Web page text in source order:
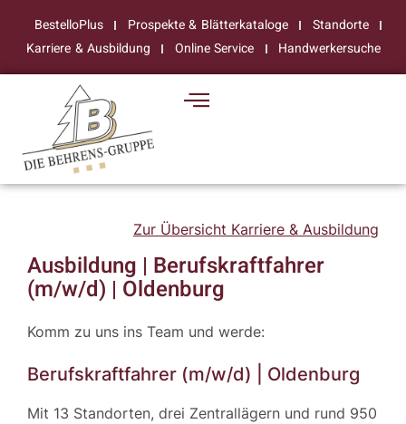
BestelloPlus Prospekte & Blätterkataloge
Standorte
Karriere & Ausbildung
Online Service Handwerkersuche
Zur Übersicht Karriere & Ausbildung
Ausbildung | Berufskraftfahrer
(m/w/d) | Oldenburg
Komm zu uns ins Team und werde:
Berufskraftfahrer (m/w/d) | Oldenburg
Mit 13 Standorten, drei Zentrallägern und rund 950